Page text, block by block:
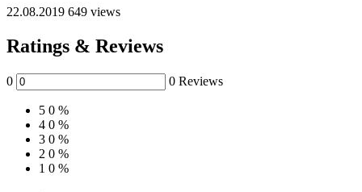
22.08.2019 649 views
Ratings & Reviews
0 0 Reviews
5 0 %
4 0 %
3 0 %
2 0 %
1 0 %